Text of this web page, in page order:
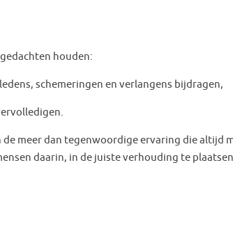
houden:
schemeringen en verlangens bijdragen,
meer dan tegenwoordige ervaring die altijd
daarin, in de juiste verhouding te